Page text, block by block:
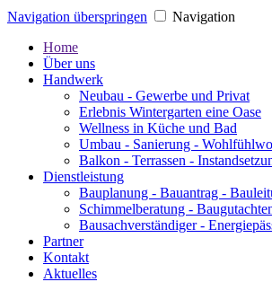
Navigation überspringen
Navigation
Home
Über uns
Handwerk
Neubau - Gewerbe und Privat
Erlebnis Wintergarten eine Oase
Wellness in Küche und Bad
Umbau - Sanierung -
Balkon - Terrassen -
Dienstleistung
Bauplanung - Bauantrag -
Schimmelberatung -
Bausachverständiger -
Partner
Kontakt
Aktuelles